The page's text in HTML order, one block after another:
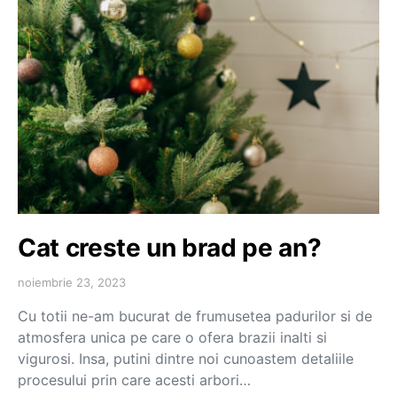
Cat creste un brad pe an?
noiembrie 23, 2023
Cu totii ne-am bucurat de frumusetea padurilor si de
atmosfera unica pe care o ofera brazii inalti si
vigurosi. Insa, putini dintre noi cunoastem detaliile
procesului prin care acesti arbori…